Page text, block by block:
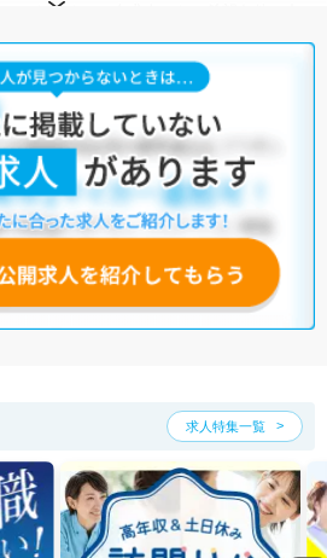
みいただくと、全求人からご希望条件に合
下のような条件が人気です。
残業少なめ 正社員(正職員)
施設・小児リハビリ・保育園
いますので、「こだわり条件」から検索
合わせください。
いただくことも可能です。
し込みいただくと、ご希望条件をヒアリン
ます。
い方は人気の希望条件をピックアップし
求人特集一覧